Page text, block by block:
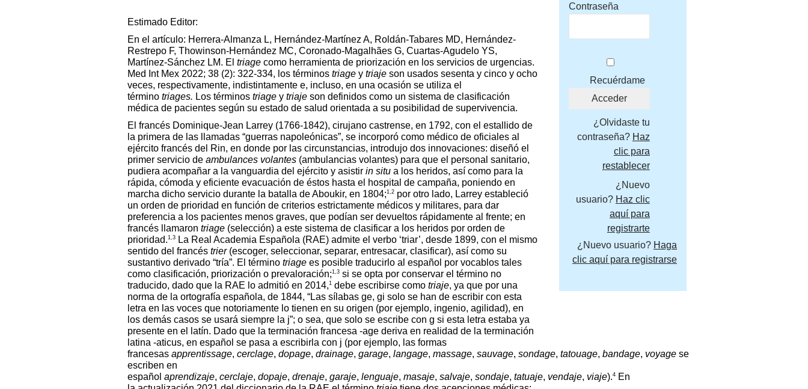
Estimado Editor:
En el artículo: Herrera-Almanza L, Hernández-Martínez A, Roldán-Tabares MD, Hernández-
Restrepo F, Thowinson-Hernández MC, Coronado-Magalhães G, Cuartas-Agudelo YS,
Martínez-Sánchez LM. El triage como herramienta de priorización en los servicios de urgencias.
Med Int Mex 2022; 38 (2): 322-334, los términos triage y triaje son usados sesenta y cinco y ocho
veces, respectivamente, indistintamente e, incluso, en una ocasión se utiliza el
término triages. Los términos triage y triaje son definidos como un sistema de clasificación
médica de pacientes según su estado de salud orientada a su posibilidad de supervivencia.
El francés Dominique-Jean Larrey (1766-1842), cirujano castrense, en 1792, con el estallido de
la primera de las llamadas “guerras napoleónicas”, se incorporó como médico de oficiales al
ejército francés del Rin, en donde por las circunstancias, introdujo dos innovaciones: diseñó el
primer servicio de ambulances volantes (ambulancias volantes) para que el personal sanitario,
pudiera acompañar a la vanguardia del ejército y asistir in situ a los heridos, así como para la
rápida, cómoda y eficiente evacuación de éstos hasta el hospital de campaña, poniendo en
marcha dicho servicio durante la batalla de Aboukir, en 1804;1,2 por otro lado, Larrey estableció
un orden de prioridad en función de criterios estrictamente médicos y militares, para dar
preferencia a los pacientes menos graves, que podían ser devueltos rápidamente al frente; en
francés llamaron triage (selección) a este sistema de clasificar a los heridos por orden de
prioridad.1,3
La Real Academia Española (RAE) admite el verbo ‘triar’, desde 1899, con el mismo
sentido del francés trier(escoger, seleccionar, separar, entresacar, clasificar), así como su
sustantivo derivado “tría”. El término triage es posible traducirlo al español por vocablos tales
como clasificación, priorización o prevaloración;1,3 si se opta por conservar el término no
traducido, dado que la RAE lo admitió en 2014,1 debe escribirse como triaje, ya que por una
norma de la ortografía española, de 1844, “Las sílabas ge, gi solo se han de escribir con esta
letra en las voces que notoriamente lo tienen en su origen (por ejemplo, ingenio, agilidad), en
los demás casos se usará siempre la j”; o sea, que solo se escribe con g si esta letra estaba ya
presente en el latín. Dado que la terminación francesa -age deriva en realidad de la terminación
latina -aticus, en español se pasa a escribirla con j (por ejemplo, las formas
francesas apprentissage, cerclage, dopage, drainage, garage, langage, massage, sauvage, sondage, tatouage, bandage, voyage se
escriben en
español aprendizaje, cerclaje, dopaje, drenaje, garaje, lenguaje, masaje, salvaje, sondaje, tatuaje, vendaje, viaje).4 En
Contraseña
Recuérdame
¿Olvidaste tu
contraseña? Haz
clic para
restablecer
¿Nuevo
usuario? Haz clic
aquí para
registrarte
¿Nuevo usuario? Haga
clic aquí para registrarse